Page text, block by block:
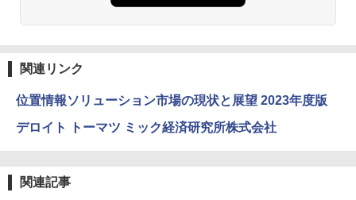
関連リンク
位置情報ソリューション市場の現状と展望 2023年度版
デロイト トーマツ ミック経済研究所株式会社
関連記事